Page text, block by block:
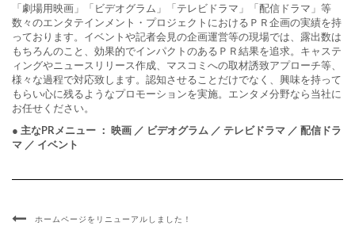
「劇場用映画」「ビデオグラム」「テレビドラマ」「配信ドラマ」等
数々のエンタテインメント・プロジェクトにおけるＰＲ企画の実績を持
っております。イベントや記者会見の企画運営等の現場では、露出数は
もちろんのこと、効果的でインパクトのあるＰＲ結果を追求。キャステ
ィングやニュースリリース作成、マスコミへの取材誘致アプローチ等、
様々な過程で対応致します。認知させることだけでなく、興味を持って
もらい心に残るようなプロモーションを実施。エンタメ分野なら当社に
お任せください。
● 主なPRメニュー ： 映画 ／ ビデオグラム ／ テレビドラマ ／ 配信ドラ
マ ／ イベント
ホームページをリニューアルしました！